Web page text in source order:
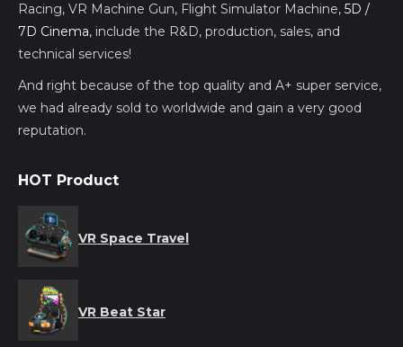
Racing, VR Machine Gun, Flight Simulator Machine, 5D /
7D Cinema, include the R&D, production, sales, and
technical services!
And right because of the top quality and A+ super service,
we had already sold to worldwide and gain a very good
reputation.
HOT Product
VR Space Travel
VR Beat Star